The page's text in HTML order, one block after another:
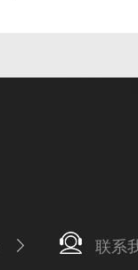
联系